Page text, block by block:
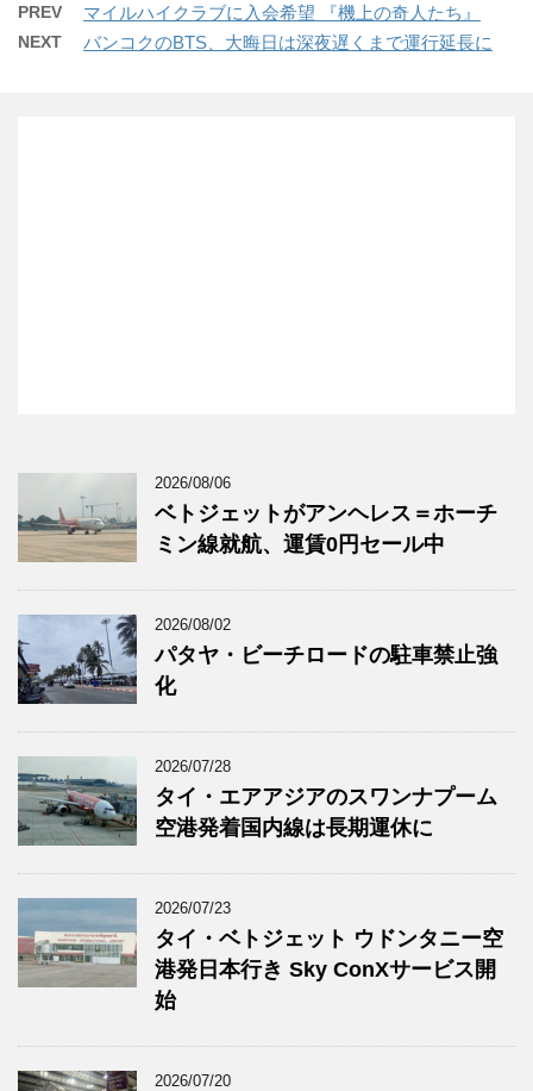
PREV マイルハイクラブに入会希望 『機上の奇人たち』
NEXT バンコクのBTS、大晦日は深夜遅くまで運行延長に
2026/08/06
ベトジェットがアンヘレス＝ホーチ
ミン線就航、運賃0円セール中
2026/08/02
パタヤ・ビーチロードの駐車禁止強
化
2026/07/28
タイ・エアアジアのスワンナプーム
空港発着国内線は長期運休に
2026/07/23
タイ・ベトジェット ウドンタニー空
港発日本行き Sky ConXサービス開
始
2026/07/20